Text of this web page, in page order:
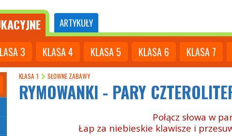
ARTYKUŁY
3 KLASA4 KLASA 5 KLASA 6 KLASA 7
KLASA 1 SŁOWNE ZABAWY
RYMOWANKI - PARY
Połącz słowa w
Łap za niebieskie klawisze i